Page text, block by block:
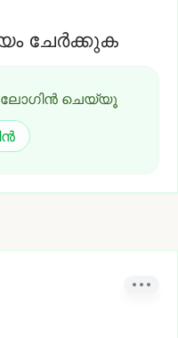
ചേർക്കുക
ലോഗിൻ ചെയ്യൂ